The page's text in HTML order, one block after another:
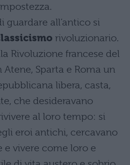
guardare all’antico si
rivoluzionario.
Rivoluzione francese del
Atene, Sparta e Roma un
libera, casta,
che desideravano
al loro tempo: si
eroi antichi, cercavano
e vivere come loro e